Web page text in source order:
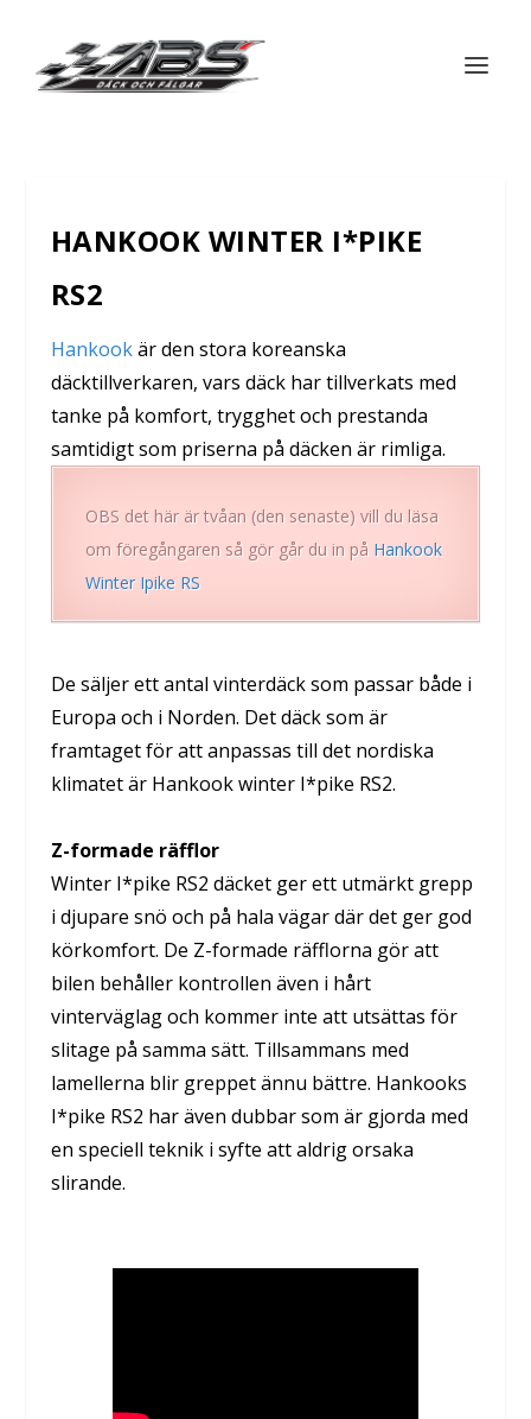
HANKOOK WINTER I*PIKE
RS2
Hankookär den stora koreanska
däcktillverkaren, vars däck har tillverkats med
tanke på komfort, trygghet och prestanda
samtidigt som priserna på däcken är rimliga.
OBS det här är tvåan (den senaste) vill du läsa
om föregångaren så gör går du in på Hankook
Winter Ipike RS
De säljer ett antal vinterdäck som passar både i
Europa och i Norden. Det däck som är
framtaget för att anpassas till det nordiska
klimatet är Hankook winter I*pike RS2.
Z-formade räfflor
Winter I*pike RS2 däcket ger ett utmärkt grepp
i djupare snö och på hala vägar där det ger god
körkomfort. De Z-formade räfflorna gör att
bilen behåller kontrollen även i hårt
vinterväglag och kommer inte att utsättas för
slitage på samma sätt. Tillsammans med
lamellerna blir greppet ännu bättre. Hankooks
I*pike RS2 har även dubbar som är gjorda med
en speciell teknik i syfte att aldrig orsaka
slirande.